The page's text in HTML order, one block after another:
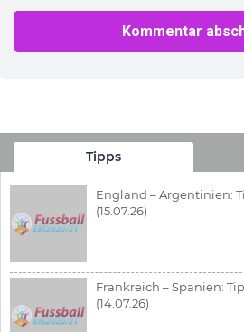
Tipps
England – Argentinien:
(15.07.26)
Frankreich – Spanien:
(14.07.26)